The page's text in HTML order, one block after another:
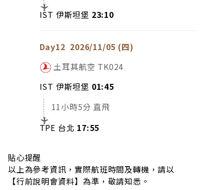
IST 伊斯坦堡 23:10
Day12 2026/11/05 (四)
土耳其航空 TK024
IST 伊斯坦堡 01:45
11小時5分 直飛
TPE 台北 17:55
貼心提醒
以上為參考資訊，實際航班時間及轉機，請以
【行前說明會資料】為準，敬請知悉。